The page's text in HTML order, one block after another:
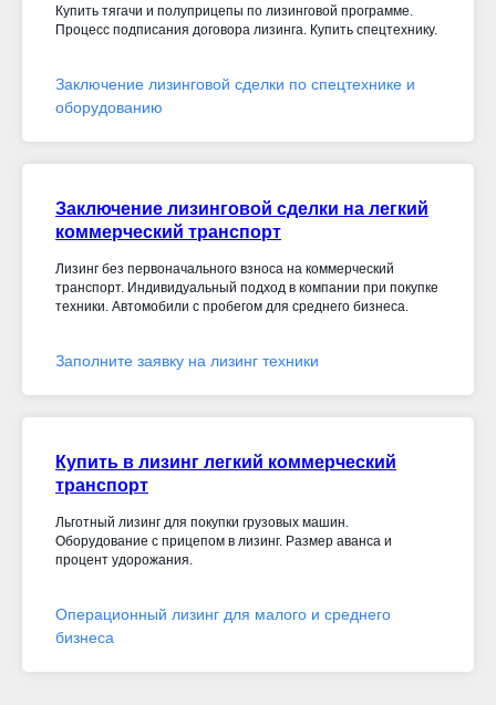
Купить тягачи и полуприцепы по лизинговой программе.
Процесс подписания договора лизинга. Купить спецтехнику.
Заключение лизинговой сделки по спецтехнике и
оборудованию
Заключение лизинговой сделки на легкий
коммерческий транспорт
Лизинг без первоначального взноса на коммерческий
транспорт. Индивидуальный подход в компании при покупке
техники. Автомобили с пробегом для среднего бизнеса.
Заполните заявку на лизинг техники
Купить в лизинг легкий коммерческий
транспорт
Льготный лизинг для покупки грузовых машин.
Оборудование с прицепом в лизинг. Размер аванса и
процент удорожания.
Операционный лизинг для малого и среднего
бизнеса